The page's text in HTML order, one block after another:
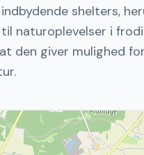
shelters,
naturoplevelser i
den giver mulighed